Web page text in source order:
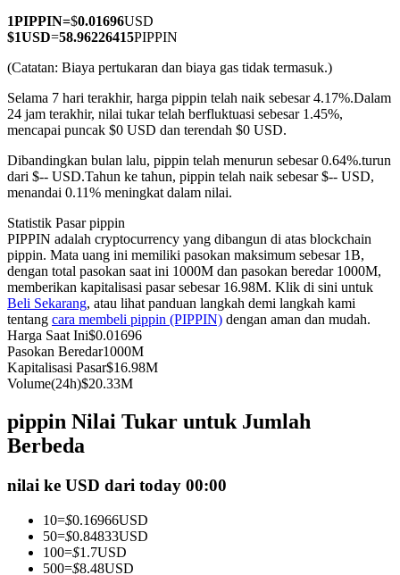
USDC Berjangka
Kontrak berjangka menggunakan USDC sebagai jaminannya
Copy Trading
1PIPPIN=$0.01696USD
$1USD=58.96226415PIPPIN
(Catatan: Biaya pertukaran dan biaya gas tidak termasuk.)
Selama 7 hari terakhir, harga pippin telah naik sebesar 4.17%.Dalam
24 jam terakhir, nilai tukar telah berfluktuasi sebesar 1.45%,
mencapai puncak $0 USD dan terendah $0 USD.
Dibandingkan bulan lalu, pippin telah menurun sebesar 0.64%.turun
dari $-- USD.Tahun ke tahun, pippin telah naik sebesar $-- USD,
menandai 0.11% meningkat dalam nilai.
Statistik Pasar pippin
PIPPIN adalah cryptocurrency yang dibangun di atas blockchain
pippin. Mata uang ini memiliki pasokan maksimum sebesar 1B,
dengan total pasokan saat ini 1000M dan pasokan beredar 1000M,
memberikan kapitalisasi pasar sebesar 16.98M. Klik di sini untuk
Beli Sekarang, atau lihat panduan langkah demi langkah kami
tentang cara membeli pippin (PIPPIN) dengan aman dan mudah.
Harga Saat Ini$0.01696
Pasokan Beredar1000M
Kapitalisasi Pasar$16.98M
Volume(24h)$20.33M
pippin Nilai Tukar untuk Jumlah
Berbeda
nilai ke USD dari today 00:00
10=$0.16966USD
50=$0.84833USD
100=$1.7USD
500=$8.48USD